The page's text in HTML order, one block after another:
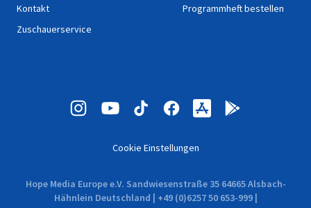
Kontakt
Zuschauerservice
Programmheft bestellen
Cookie Einstellungen
Hope Media Europe e.V. Sandwiesenstraße 35 64665 Alsbach-
Hähnlein Deutschland | +49 (0)6257 50 653-999 |